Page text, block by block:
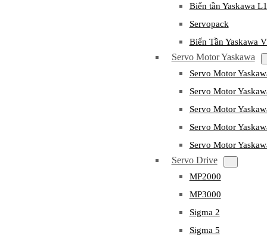
Biến tần Yaskawa
Servopack
Biến Tần Yaskawa
Servo Motor Yaskawa
Servo Motor
Servo Motor
Servo Motor
Servo Motor
Servo Motor
Servo Drive
MP2000
MP3000
Sigma 2
Sigma 5